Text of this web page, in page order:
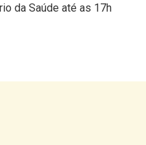
da Saúde até as 17h